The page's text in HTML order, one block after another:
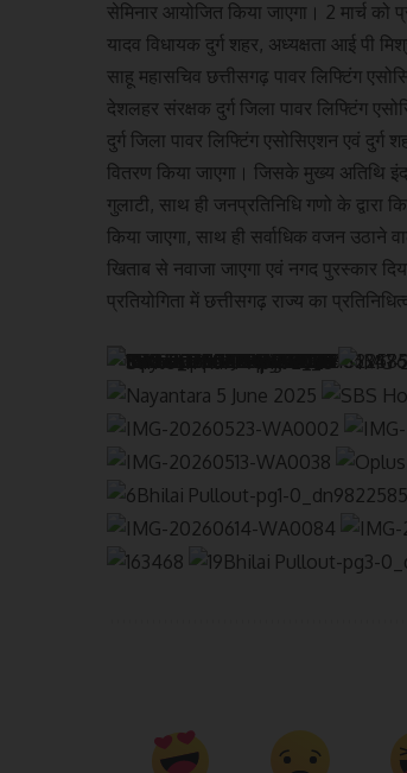
सेमिनार आयोजित किया जाएगा। 2 मार्च
यादव विधायक दुर्ग शहर, अध्यक्षता आई पी
साहू महासचिव छत्तीसगढ़ पावर लिफ्टिंग
देशलहर संरक्षक दुर्ग जिला पावर लिफ्टिंग
दुर्ग जिला पावर लिफ्टिंग एसोसिएशन एवं दुर्ग
वितरण किया जाएगा। जिसके मुख्य अतिथि
गुलाटी, साथ ही जनप्रतिनिधि गणो के
किया जाएगा, साथ ही सर्वाधिक वजन
खिताब से नवाजा जाएगा एवं नगद पुरस्कार
प्रतियोगिता में छत्तीसगढ़ राज्य का